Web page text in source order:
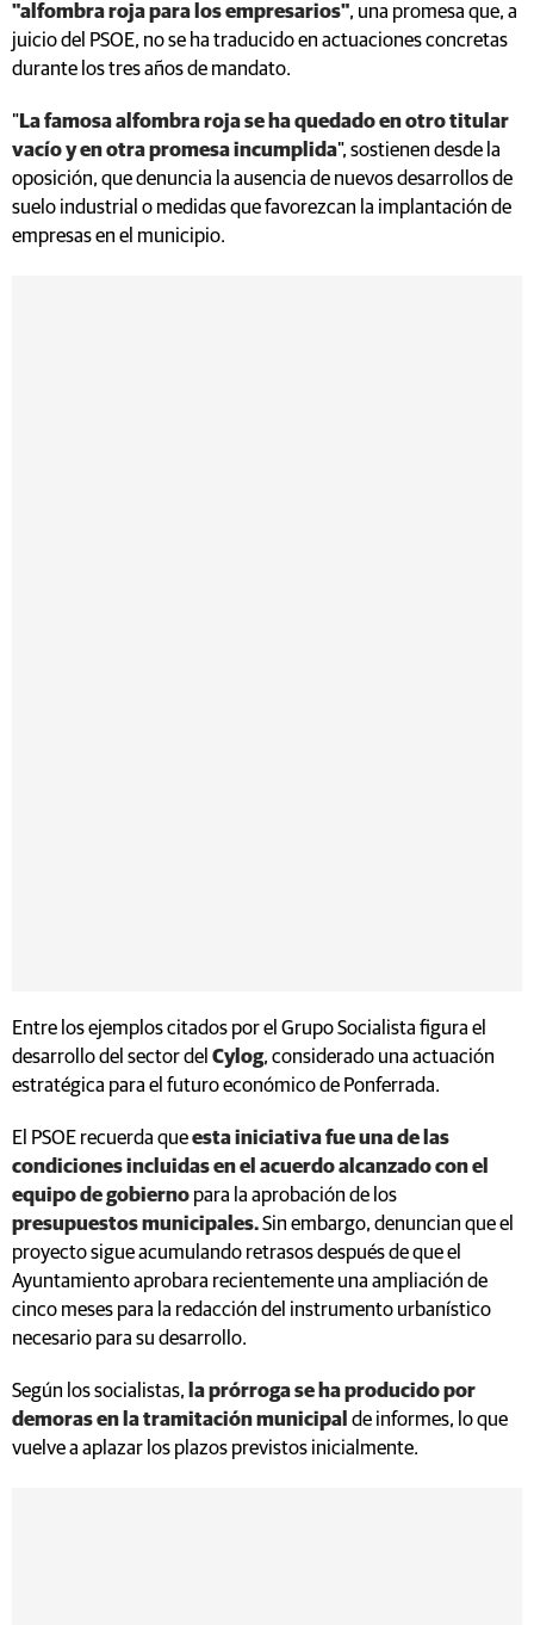
"alfombra roja para los empresarios", una promesa que, a
juicio del PSOE, no se ha traducido en actuaciones concretas
durante los tres años de mandato.
" La famosa alfombra roja se ha quedado en otro titular
vacío y en otra promesa incumplida", sostienen desde la
oposición, que denuncia la ausencia de nuevos desarrollos de
suelo industrial o medidas que favorezcan la implantación de
empresas en el municipio.
Entre los ejemplos citados por el Grupo Socialista figura el
desarrollo del sector del Cylog, considerado una actuación
estratégica para el futuro económico de Ponferrada.
El PSOE recuerda queesta iniciativa fue una de las
condiciones incluidas en el acuerdo alcanzado con el
equipo de gobierno para la aprobación de los
presupuestos municipales.Sin embargo, denuncian que el
proyecto sigue acumulando retrasos después de que el
Ayuntamiento aprobara recientemente una ampliación de
cinco meses para la redacción del instrumento urbanístico
necesario para su desarrollo.
Según los socialistas, la prórroga se ha producido por
demoras en la tramitación municipal de informes, lo que
vuelve a aplazar los plazos previstos inicialmente.